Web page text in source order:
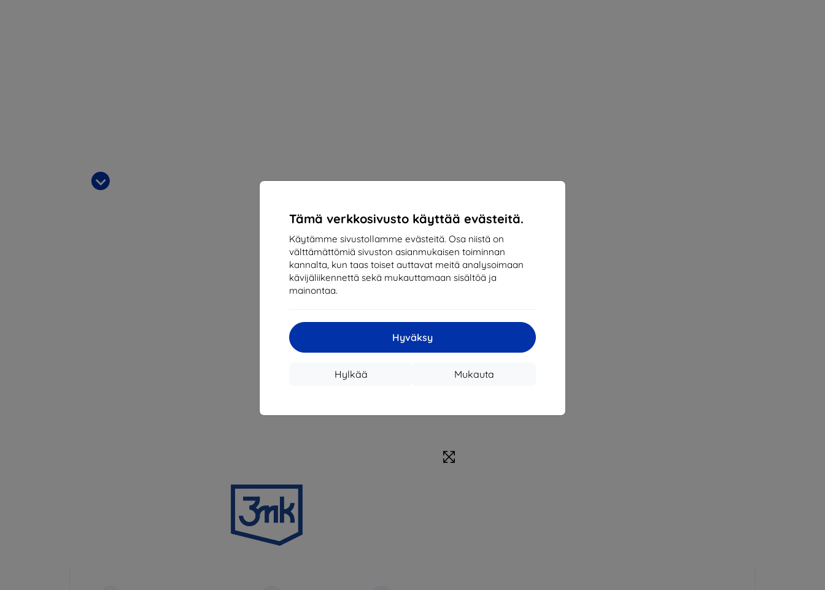
Tämä verkkosivusto käyttää evästeitä.
Käytämme sivustollamme evästeitä. Osa niistä on
välttämättömiä sivuston asianmukaisen toiminnan
kannalta, kun taas toiset auttavat meitä analysoimaan
kävijäliikennettä sekä mukauttamaan sisältöä ja
mainontaa.
Hyväksy
Mukauta
Hylkää